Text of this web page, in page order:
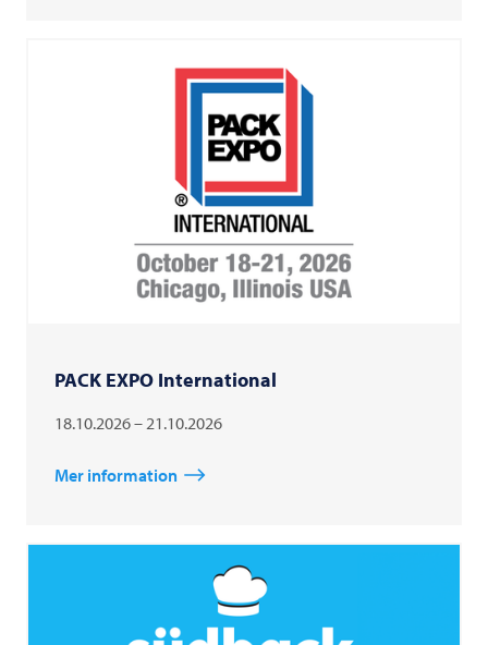
PACK EXPO International
18.10.2026 – 21.10.2026
Mer information